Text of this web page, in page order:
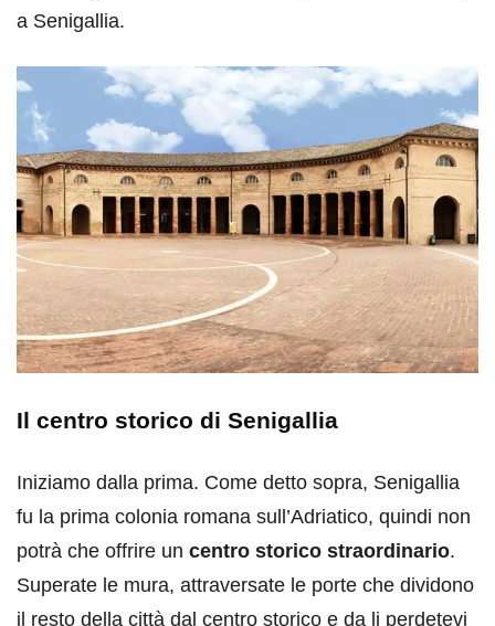
a Senigallia.
Il centro storico di Senigallia
Iniziamo dalla prima. Come detto sopra, Senigallia
fu la prima colonia romana sull’Adriatico, quindi non
potrà che offrire un centro storico straordinario.
Superate le mura, attraversate le porte che dividono
il resto della città dal centro storico e da li perdetevi